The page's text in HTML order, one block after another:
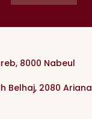
l
8000 Nabeul
Belhaj, 2080 Ariana